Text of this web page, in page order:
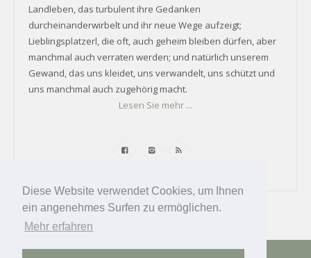
Diese Website verwendet Cookies, um Ihnen
ein angenehmes Surfen zu ermöglichen.
Mehr erfahren
Landleben, das turbulent ihre Gedanken
durcheinanderwirbelt und ihr neue Wege aufzeigt;
Lieblingsplatzerl, die oft, auch geheim bleiben dürfen, aber
manchmal auch verraten werden; und natürlich unserem
Gewand, das uns kleidet, uns verwandelt, uns schützt und
uns manchmal auch zugehörig macht.
Lesen Sie mehr ...